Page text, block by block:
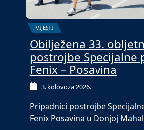
VIJESTI
Obilježena 33.
postrojbe Specijalne
Fenix – Posavina
3. kolovoza 2026.
Pripadnici postrojbe
Fenix Posavina u Donjoj